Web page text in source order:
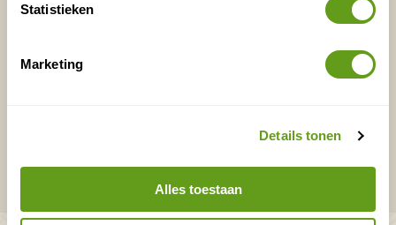
Statistieken
Marketing
Details tonen
Alles toestaan
Onontdekte plekjes en leuke aanbiedingen voor
overnachtingen en vakanties in de natuur!